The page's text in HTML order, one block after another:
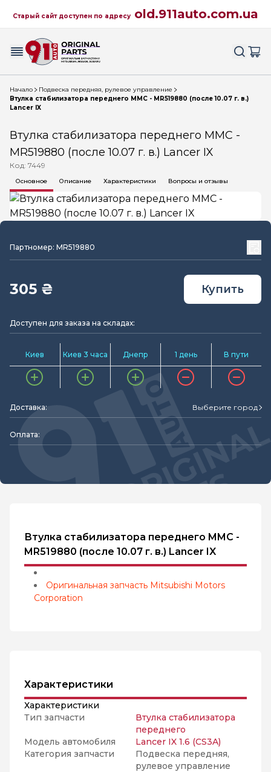
Старый сайт доступен по адресу old.911auto.com.ua
Начало
Подвеска передняя, рулевое управление
Втулка стабилизатора переднего MMC - MR519880 (после 10.07 г. в.)
Lancer IX
Втулка стабилизатора переднего MMC -
MR519880 (после 10.07 г. в.) Lancer IX
Код: 7449
Основное Описание Характеристики Вопросы и отзывы
Партномер: MR519880
305 ₴ Купить
Доступен для заказа на складах:
Киев Киев 3 часа Днепр 1 день В пути
Доставка: Выберите город
Оплата:
Втулка стабилизатора переднего MMC -
MR519880 (после 10.07 г. в.) Lancer IX
Оригинальная запчасть Mitsubishi Motors
Corporation
Характеристики
Характеристики
Тип запчасти
Втулка стабилизатора
переднего
Модель автомобиля
Lancer IX 1.6 (CS3A)
Категория запчасти
Подвеска передняя,
рулевое управление